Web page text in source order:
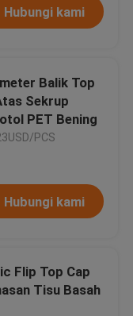
Hubungi kami
Balik Top
Sekrup
PET Bening
PCS
Hubungi kami
Flip Top Cap
Tisu Basah